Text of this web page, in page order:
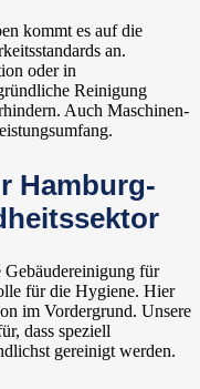
kommt es auf die
an.
oder in
Reinigung
Auch Maschinen-
Hamburg-
für
für die Hygiene. Hier
im Vordergrund. Unsere
dass speziell
gereinigt werden.